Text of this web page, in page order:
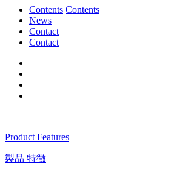
Contents Contents
News
Contact
Contact
Product Features
製品 特徴